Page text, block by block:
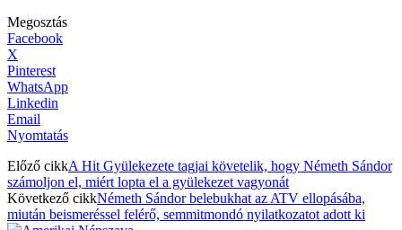
Megosztás
Facebook
X
Pinterest
WhatsApp
Linkedin
Email
Nyomtatás
Előző cikkA Hit Gyülekezete tagjai követelik, hogy Németh Sándor
számoljon el, miért lopta el a gyülekezet vagyonát
Következő cikkNémeth Sándor belebukhat az ATV ellopásába,
miután beismeréssel felérő, semmitmondó nyilatkozatot adott ki